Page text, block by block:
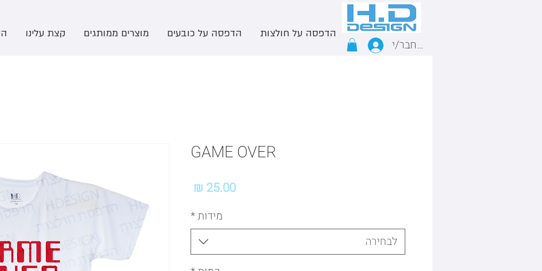
הדפסה על חולצות הדפסה על כובעים מוצרים ממותגים קצת עלינו
התחבר/י
GAME OVER
‏25.00 ‏₪
מידות*
לבחירה